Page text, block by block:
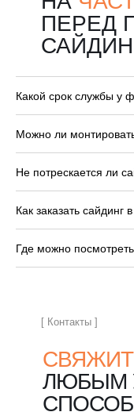
ПЕРЕД
ПЕРЕД
Какой срок службы у
Можно ли
Не потрескается ли
Как заказать сайдинг
Где можно
ЛЮБЫМ
[ Контакты ]